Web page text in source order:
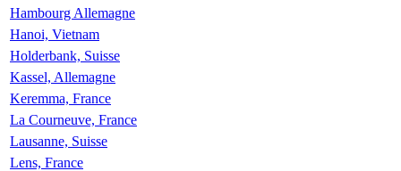
Hambourg Allemagne
Hanoi, Vietnam
Holderbank, Suisse
Kassel, Allemagne
Keremma, France
La Courneuve, France
Lausanne, Suisse
Lens, France